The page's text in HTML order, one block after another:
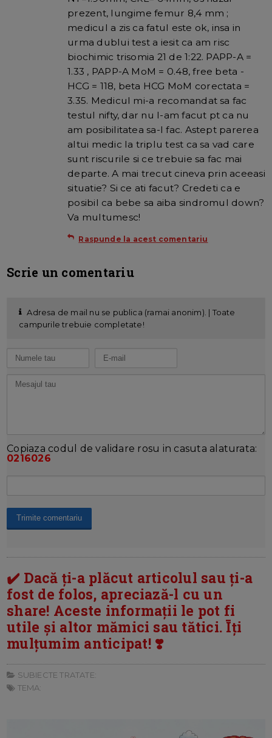
prezent, lungime femur 8,4 mm ;
medicul a zis ca fatul este ok, insa in
urma dublui test a iesit ca am risc
biochimic trisomia 21 de 1:22. PAPP-A =
1.33 , PAPP-A MoM = 0.48, free beta -
HCG = 118, beta HCG MoM corectata =
3.35. Medicul mi-a recomandat sa fac
testul nifty, dar nu l-am facut pt ca nu
am posibilitatea sa-l fac. Astept parerea
altui medic la triplu test ca sa vad care
sunt riscurile si ce trebuie sa fac mai
departe. A mai trecut cineva prin aceeasi
situatie? Si ce ati facut? Credeti ca e
posibil ca bebe sa aiba sindromul down?
Va multumesc!
Raspunde la acest comentariu
Scrie un comentariu
Adresa de mail nu se publica (ramai anonim). | Toate
campurile trebuie completate!
Copiaza codul de validare rosu in casuta alaturata:
0216026
✔️ Dacă ți-a plăcut articolul sau ți-a
fost de folos, apreciază-l cu un
share! Aceste informații le pot fi
utile și altor mămici sau tătici. Īți
mulțumim anticipat! ❣️
SUBIECTE TRATATE:
TEMA: